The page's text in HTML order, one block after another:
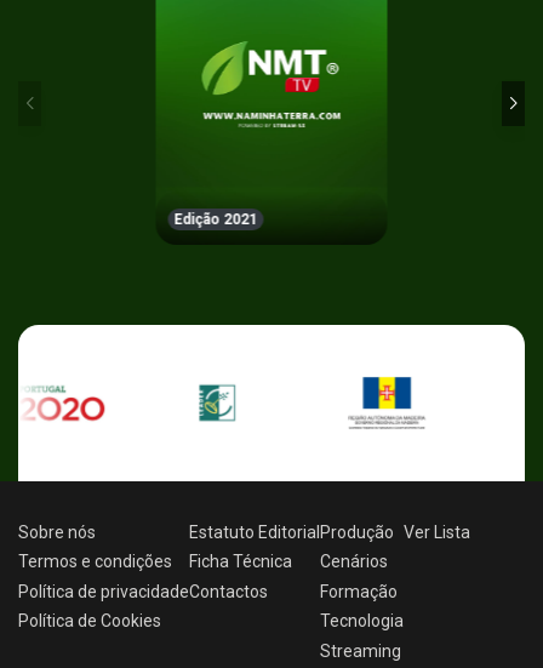
Edição 2021
Sobre nós
Termos e condições
Política de privacidade
Política de Cookies
Estatuto Editorial
Ficha Técnica
Contactos
Produção
Cenários
Formação
Tecnologia
Streaming
Ver Lista